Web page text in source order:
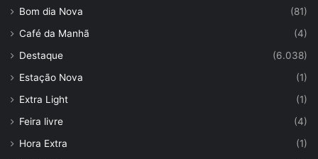
Bom dia Nova
(81)
Café da Manhã
(4)
Destaque
(6.038)
Estação Nova
(1)
Extra Light
(1)
Feira livre
(4)
Hora Extra
(1)